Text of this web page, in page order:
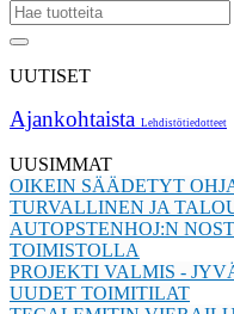
UUTISET
Ajankohtaista Lehdistötiedotteet
UUSIMMAT
OIKEIN SÄÄDETYT
TURVALLINEN JA
AUTOPSTENHOJ:N
TOIMISTOLLA
PROJEKTI VALMIS -
UUDET TOIMITILAT